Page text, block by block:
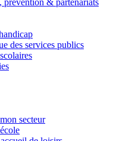
prévention & partenariats
des services publics
secteur